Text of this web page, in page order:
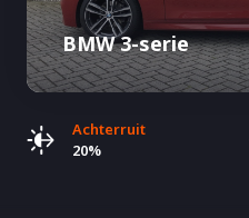
BMW 3-serie
Achterruit
20%